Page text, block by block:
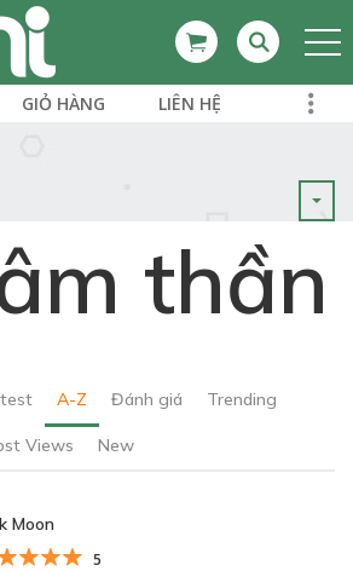
GIỎ HÀNG LIÊN HỆ
thần
A-Z Đánh giá Trending
Views New
Moon
5